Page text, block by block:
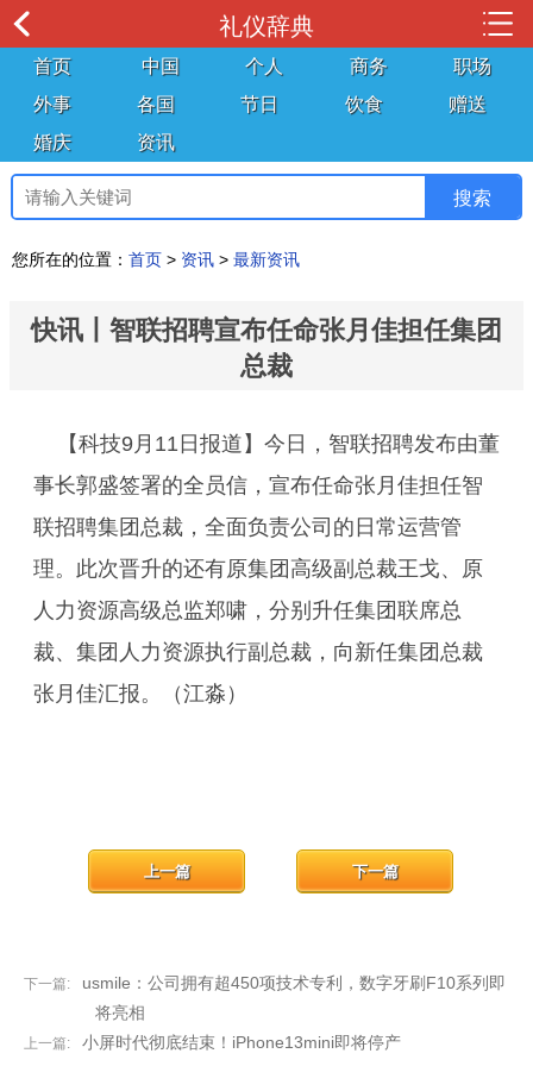
礼仪辞典
首页 中国 个人 商务
职场
外事
各国 节日 饮食
赠送
婚庆
资讯
您所在的位置： 首页 > 资讯 > 最新资讯
快讯丨智联招聘宣布任命张月佳担任集团
总裁
【科技9月11日报道】今日，智联招聘发布由董
事长郭盛签署的全员信，宣布任命张月佳担任智
联招聘集团总裁，全面负责公司的日常运营管
理。此次晋升的还有原集团高级副总裁王戈、原
人力资源高级总监郑啸，分别升任集团联席总
裁、集团人力资源执行副总裁，向新任集团总裁
张月佳汇报。（江淼）
下一篇:
usmile：公司拥有超450项技术专利，数字牙刷F10系列即
将亮相
下一篇
上一篇: 小屏时代彻底结束！iPhone13mini即将停产
上一篇